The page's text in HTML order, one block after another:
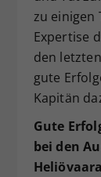
zu einigen
Expertise
den
gute
Kapitän
Gute
bei den